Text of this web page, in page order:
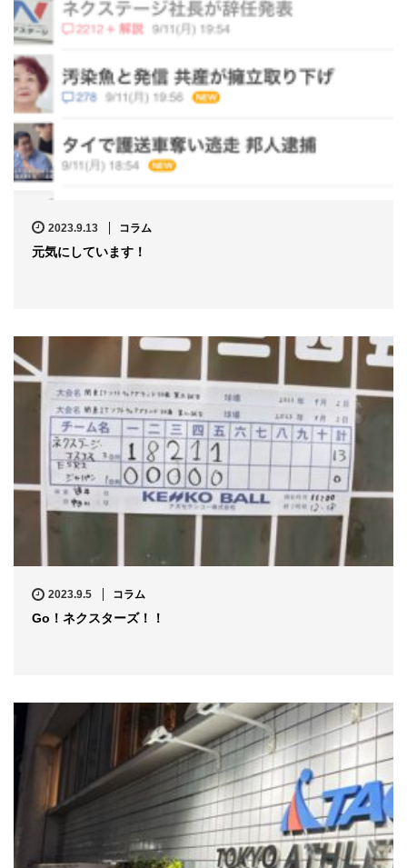
2023.9.13 コラム
元気にしています！
2023.9.5 コラム
Go！ネクスターズ！！